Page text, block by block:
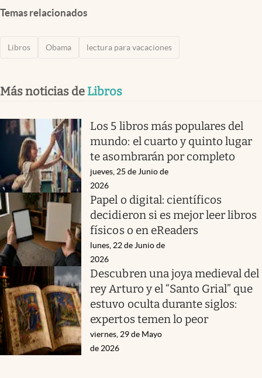
Temas relacionados
Libros Obama lectura para vacaciones
Más noticias de Libros
Los 5 libros más populares del
mundo: el cuarto y quinto lugar
te asombrarán por completo
jueves, 25 de Junio de
2026
Papel o digital: científicos
decidieron si es mejor leer libros
físicos o en eReaders
lunes, 22 de Junio de
2026
Descubren una joya medieval del
rey Arturo y el “Santo Grial” que
estuvo oculta durante siglos:
expertos temen lo peor
viernes, 29 de Mayo
de 2026